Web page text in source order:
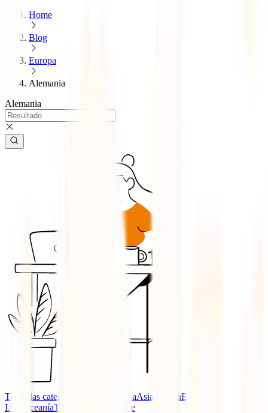
Home
Blog
Europa
Alemania
Alemania
Todas las categorías AméricaAsia EuropaEventos
IATI
OceaníaTurismo Responsable